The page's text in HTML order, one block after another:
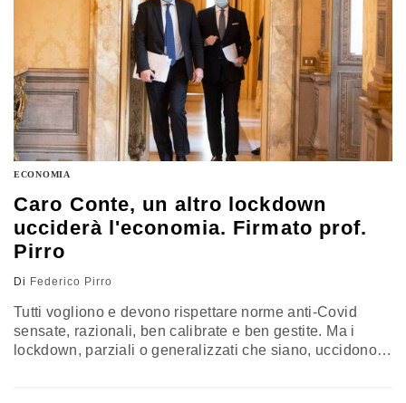
ECONOMIA
Caro Conte, un altro lockdown
ucciderà l'economia. Firmato prof.
Pirro
Di Federico Pirro
Tutti vogliono e devono rispettare norme anti-Covid
sensate, razionali, ben calibrate e ben gestite. Ma i
lockdown, parziali o generalizzati che siano, uccidono